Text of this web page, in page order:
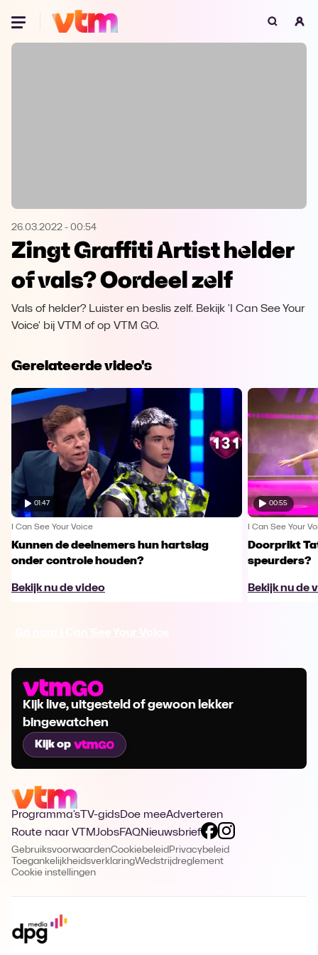
Oeps, browser niet ondersteund
Microsoft Edge Download
Opera Download
26.03.2022 - 00:54
Zingt Graffiti Artist helder
of vals? Oordeel zelf
Vals of helder? Luister en beslis zelf. Bekijk 'I Can See Your
Voice' bij VTM of op VTM GO.
Gerelateerde video's
01:47
I Can See Your Voice
Kunnen de deelnemers hun hartslag
onder controle houden?
Bekijk nu de video
00:55
I Can See Your
Doorprikt
speurders?
Bekijk nu de
Kijk live, uitgesteld of gewoon lekker
bingewatchen
Kijk op
Programma's TV-gidsDoe meeAdverteren
Route naar VTMJobsFAQNieuwsbrief
GebruiksvoorwaardenCookiebeleid Privacybeleid
ToegankelijkheidsverklaringWedstrijdreglement
Cookie instellingen